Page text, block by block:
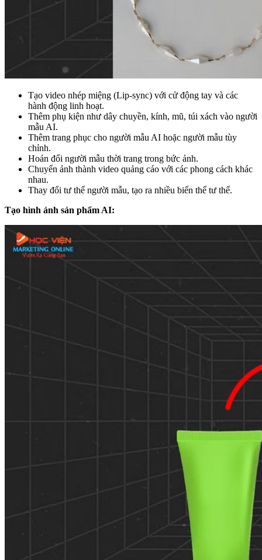
Tạo video nhép miệng (Lip-sync) với cử động tay và các
hành động linh hoạt.
Thêm phụ kiện như dây chuyền, kính, mũ, túi xách vào người
mẫu AI.
Thêm trang phục cho người mẫu AI hoặc người mẫu tùy
chỉnh.
Hoán đổi người mẫu thời trang trong bức ảnh.
Chuyển ảnh thành video quảng cáo với các phong cách khác
nhau.
Thay đổi tư thế người mẫu, tạo ra nhiều biến thể tư thế.
Tạo hình ảnh sản phẩm AI: